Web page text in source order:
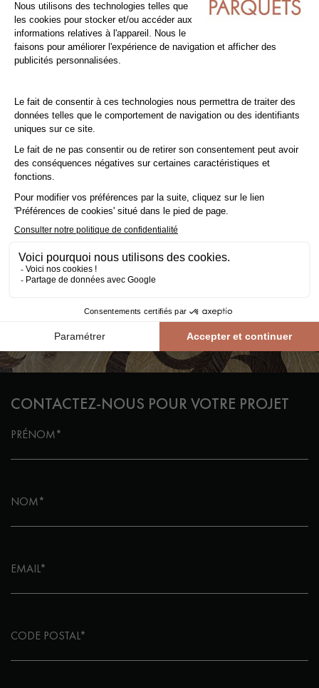
CONTACTEZ-NOUS POUR VOTRE PROJET
PRÉNOM*
NOM*
EMAIL*
CODE POSTAL*